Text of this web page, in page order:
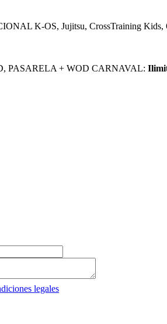
K-OS, Jujitsu, CrossTraining
PASARELA + WOD CARNAVAL:
legales